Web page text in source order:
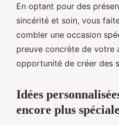
En optant pour des
sincérité et soin, vous
combler une occasion
preuve concrète de votre
opportunité de créer des
Idées
encore plus spéciale